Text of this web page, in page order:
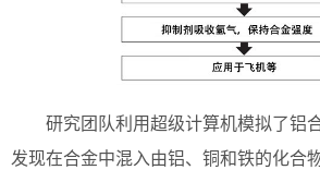
研究团队利用超级计算机模拟了铝
发现在合金中混入由铝、铜和铁的化合